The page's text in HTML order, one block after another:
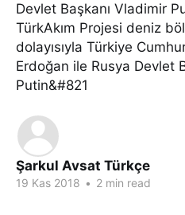
Devlet Başkanı Vladimir
TürkAkım Projesi deniz
dolayısıyla Türkiye
Erdoğan ile Rusya Devlet
Putin&#821
Şarkul Avsat Türkçe
19 Kas 2018 • 2 min read